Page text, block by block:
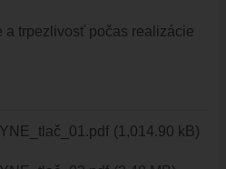
a trpezlivosť počas realizácie
(1,014.90 kB)